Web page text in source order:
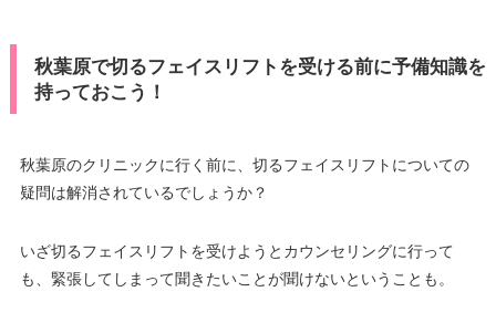
秋葉原で切るフェイスリフトを受ける前に予備知識を
持っておこう！
秋葉原のクリニックに行く前に、切るフェイスリフトについての
疑問は解消されているでしょうか？
いざ切るフェイスリフトを受けようとカウンセリングに行って
も、緊張してしまって聞きたいことが聞けないということも。